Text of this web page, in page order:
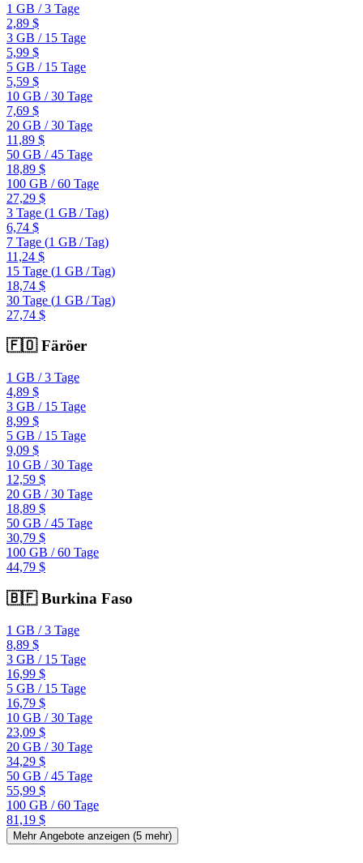
1 GB /3 Tage
2,89 $
3 GB /15 Tage
5,99 $
5 GB /15 Tage
5,59 $
10 GB /30 Tage
7,69 $
20 GB /30 Tage
11,89 $
50 GB /45 Tage
18,89 $
100 GB /60 Tage
27,29 $
3 Tage (1 GB /Tag)
6,74 $
7 Tage (1 GB /Tag)
11,24 $
15 Tage (1 GB /Tag)
18,74 $
30 Tage (1 GB /Tag)
27,74 $
🇫🇴Färöer
1 GB /3 Tage
4,89 $
3 GB /15 Tage
8,99 $
5 GB /15 Tage
9,09 $
10 GB /30 Tage
12,59 $
20 GB /30 Tage
18,89 $
50 GB /45 Tage
30,79 $
100 GB /60 Tage
44,79 $
🇧🇫Burkina Faso
1 GB /3 Tage
8,89 $
3 GB /15 Tage
16,99 $
5 GB /15 Tage
16,79 $
10 GB /30 Tage
23,09 $
20 GB /30 Tage
34,29 $
50 GB /45 Tage
55,99 $
100 GB /60 Tage
81,19 $
Mehr Angebote anzeigen (5 mehr)